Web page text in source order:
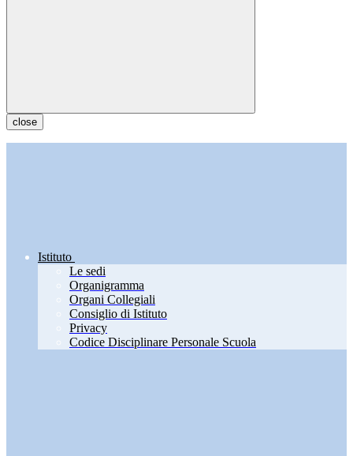
close
Istituto
Le sedi
Organigramma
Organi Collegiali
Consiglio di Istituto
Privacy
Codice Disciplinare Personale Scuola